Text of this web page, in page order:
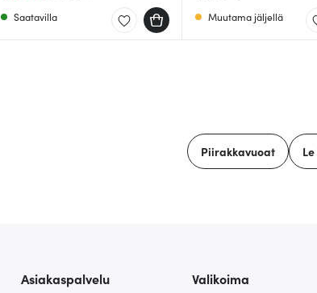
Saatavilla Muutama jäljellä
Piirakkavuoat
Asiakaspalvelu
Valikoima